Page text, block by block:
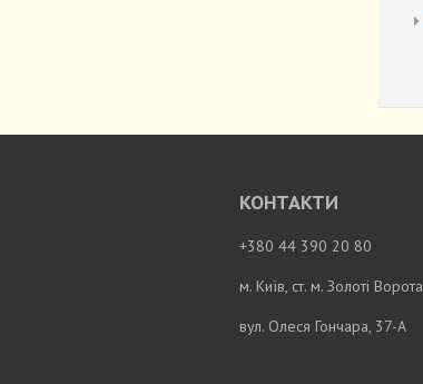
КОНТАКТИ
+380 44 390 20 80
м. Київ, ст. м. Золоті Ворота
вул. Олеся Гончара, 37-А